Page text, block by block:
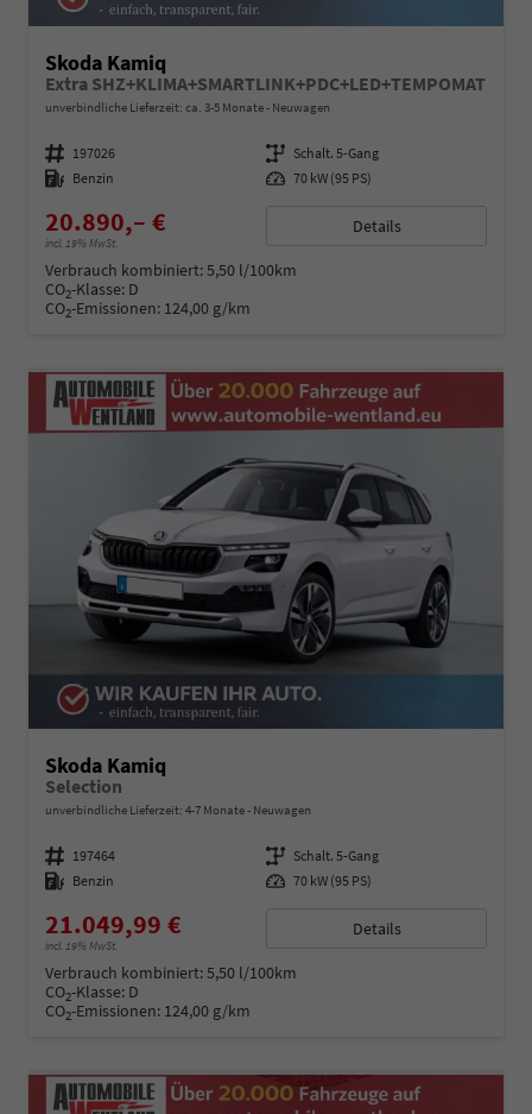
Skoda Kamiq
Extra SHZ+KLIMA+SMARTLINK+PDC+LED+TEMPOMAT
unverbindliche Lieferzeit: ca. 3-5 Monate Neuwagen
Fahrzeugnummer 197026 Getriebe Schalt. 5-Gang
Kraftstoff Benzin Leistung 70 kW (95 PS)
20.890,– €
incl. 19% MwSt.
Details
Verbrauch kombiniert:5,50 l/100km
CO2-Klasse: D
CO2-Emissionen: 124,00 g/km
Skoda Kamiq
Selection
unverbindliche Lieferzeit: 4-7 Monate Neuwagen
Fahrzeugnummer 197464 Getriebe Schalt. 5-Gang
Kraftstoff Benzin Leistung 70 kW (95 PS)
21.049,99 €
incl. 19% MwSt.
Details
Verbrauch kombiniert:5,50 l/100km
CO2-Klasse: D
CO2-Emissionen: 124,00 g/km